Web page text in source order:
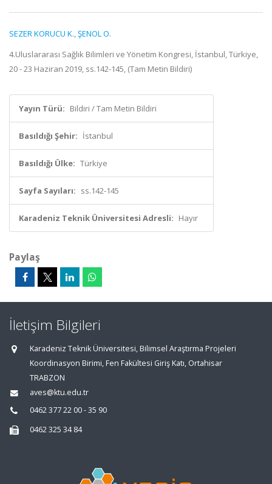
SEZER KORUCU K.,ŞENOL O.
4.Uluslararası Sağlık Bilimleri ve Yönetim Kongresi, İstanbul, Türkiye,
20 - 23 Haziran 2019, ss.142-145, (Tam Metin Bildiri)
Yayın Türü: Bildiri / Tam Metin Bildiri
Basıldığı Şehir: İstanbul
Basıldığı Ülke: Türkiye
Sayfa Sayıları: ss.142-145
Karadeniz Teknik Üniversitesi Adresli: Hayır
Paylaş
İletişim Bilgileri
Karadeniz Teknik Üniversitesi, Bilimsel Araştırma Projeleri
Koordinasyon Birimi, Fen Fakültesi Giriş Katı, Ortahisar
TRABZON
aves@ktu.edu.tr
0462 377 22 00 - 35 90
0462 325 34 84